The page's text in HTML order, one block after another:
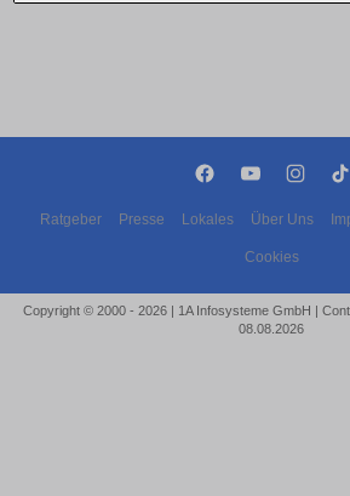
Ratgeber Presse Lokales Über Uns
Cookies
Copyright © 2000 - 2026 | 1A Infosysteme GmbH |
08.08.2026